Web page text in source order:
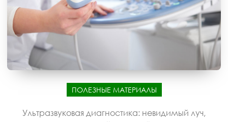
ПОЛЕЗНЫЕ МАТЕРИАЛЫ
Ультразвуковая диагностика: невидимый луч,